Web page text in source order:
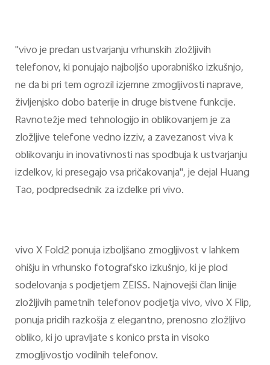
"vivo je predan ustvarjanju vrhunskih zložljivih
telefonov, ki ponujajo najboljšo uporabniško izkušnjo,
ne da bi pri tem ogrozil izjemne zmogljivosti naprave,
življenjsko dobo baterije in druge bistvene funkcije.
Ravnotežje med tehnologijo in oblikovanjem je za
zložljive telefone vedno izziv, a zavezanost viva k
oblikovanju in inovativnosti nas spodbuja k ustvarjanju
izdelkov, ki presegajo vsa pričakovanja", je dejal Huang
Tao, podpredsednik za izdelke pri vivo.
vivo X Fold2 ponuja izboljšano zmogljivost v lahkem
ohišju in vrhunsko fotografsko izkušnjo, ki je plod
sodelovanja s podjetjem ZEISS. Najnovejši član linije
zložljivih pametnih telefonov podjetja vivo, vivo X Flip,
ponuja pridih razkošja z elegantno, prenosno zložljivo
obliko, ki jo upravljate s konico prsta in visoko
zmogljivostjo vodilnih telefonov.